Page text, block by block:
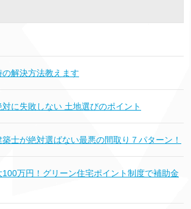
解決方法教えます
に失敗しない 土地選びのポイント
築士が絶対選ばない最悪の間取り７パターン！
100万円！グリーン住宅ポイント制度で補助金